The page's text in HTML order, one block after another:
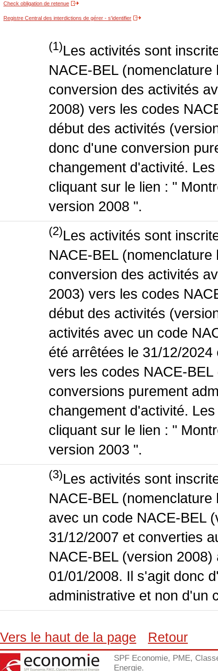
Check obligation de retenue
Registre Central des interdictions de gérer - s'identifier
(1)Les activités sont
NACE-BEL
conversion des activités
2008) vers les codes
début des activités
donc d'une conversion
changement d'activité.
cliquant sur le lien : "
version 2008 ".
(2)Les activités sont
NACE-BEL
conversion des activités
2003) vers les codes
début des activités
activités avec un code
été arrêtées le 31/12/
vers les codes NACE-
conversions purement
changement d'activité.
cliquant sur le lien : "
version 2003 ".
(3)Les activités sont
NACE-BEL
avec un code NACE-BEL
31/12/2007 et converties
NACE-BEL (version
01/01/2008. Il s'agit donc
administrative et non d'un
Vers le haut de la page Retour
SPF Economie, PME,
Energie.